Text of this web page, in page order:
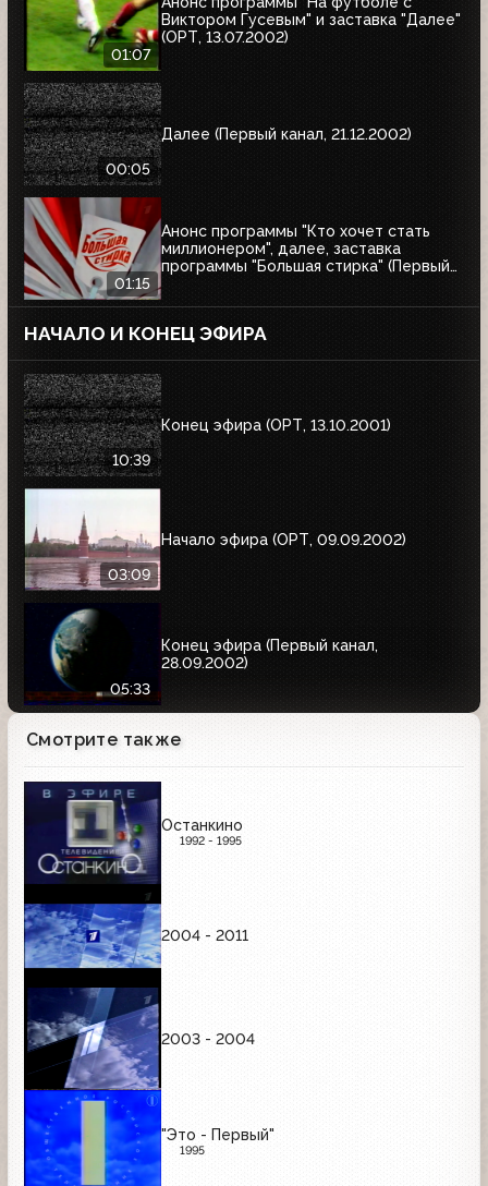
01:07
Виктором Гусевым" и заставка "Далее"
(ОРТ, 13.07.2002)
00:05
Далее (Первый канал, 21.12.2002)
01:15
Анонс программы "Кто хочет стать
миллионером", далее, заставка
программы "Большая стирка" (Первый
НАЧАЛО И КОНЕЦ ЭФИРА
10:39
Конец эфира (ОРТ, 13.10.2001)
03:09
Начало эфира (ОРТ, 09.09.2002)
05:33
Конец эфира (Первый канал,
28.09.2002)
Смотрите также
Останкино
1992 - 1995
2004 - 2011
2003 - 2004
"Это - Первый"
1995